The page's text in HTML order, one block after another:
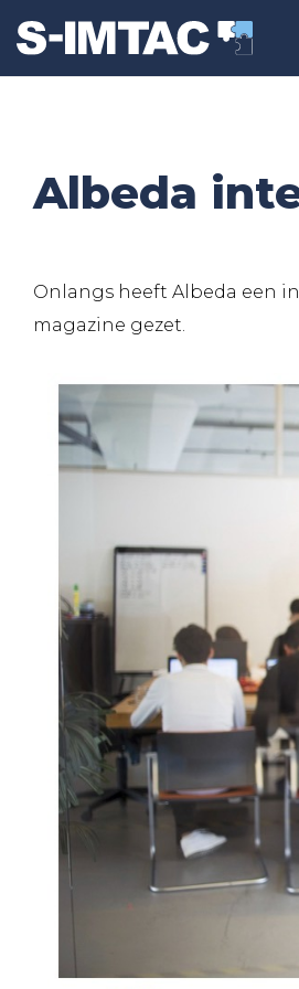
Albeda
Onlangs heeft Albeda een
magazine gezet.